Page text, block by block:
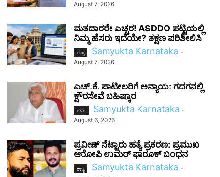
August 7, 2026
ಮತದಾರರೇ ಎಚ್ಚರ! ASDDO ಪಟ್ಟಿಯಲ್ಲಿ
ನಿಮ್ಮ ಹೆಸರು ಇದೆಯೇ? ತಕ್ಷಣ ಪರಿಶೀಲಿಸಿ
ರಾಜ್ಯ Samyukta Karnataka -
August 7, 2026
ಎಚ್‌.ಕೆ. ಪಾಟೀಲರಿಗೆ ಅನ್ಯಾಯ: ಗದಗನಲ್ಲಿ
ಕ್ಷೌರಸೇವೆ ಬಹಿಷ್ಕಾರ
ಗದಗ Samyukta Karnataka -
August 6, 2026
ಪ್ರವೀಣ್ ನೆಟ್ಟಾರು ಹತ್ಯೆ ಪ್ರಕರಣ: ಪ್ರಮುಖ
ಆರೋಪಿ ಉಮರ್ ಫಾರೂಕ್ ಬಂಧನ
ರಾಜ್ಯ Samyukta Karnataka -